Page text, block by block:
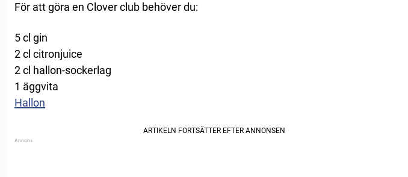
För att göra en Clover club behöver du:
5 cl gin
2 cl citronjuice
2 cl hallon-sockerlag
1 äggvita
Hallon